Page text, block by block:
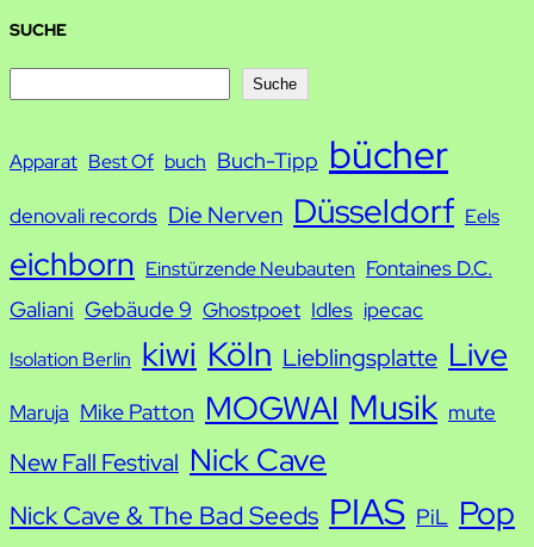
SUCHE
c
Suche
Apparat Best Of buch Buch-Tipp bücher
denovali records Die Nerven Düsseldorf Eels
eichborn Einstürzende Neubauten Fontaines D.C.
Galiani Gebäude 9 Ghostpoet Idles ipecac
Isolation Berlin kiwi Köln Lieblingsplatte Live
Maruja Mike Patton MOGWAI Musik mute
New Fall Festival Nick Cave
Nick Cave & The Bad Seeds PIAS PiL Pop